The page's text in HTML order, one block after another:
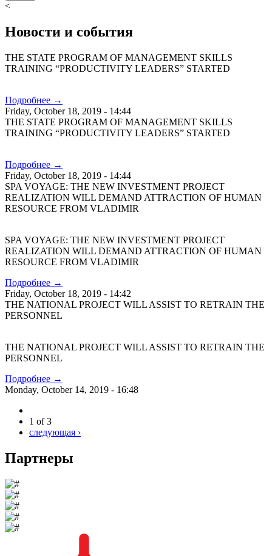
<
Новости и события
THE STATE PROGRAM OF MANAGEMENT SKILLS
TRAINING “PRODUCTIVITY LEADERS” STARTED
Подробнее →
Friday, October 18, 2019 - 14:44
THE STATE PROGRAM OF MANAGEMENT SKILLS
TRAINING “PRODUCTIVITY LEADERS” STARTED
Подробнее →
Friday, October 18, 2019 - 14:44
SPA VOYAGE: THE NEW INVESTMENT PROJECT
REALIZATION WILL DEMAND ATTRACTION OF HUMAN
RESOURCE FROM VLADIMIR
SPA VOYAGE: THE NEW INVESTMENT PROJECT
REALIZATION WILL DEMAND ATTRACTION OF HUMAN
RESOURCE FROM VLADIMIR
Подробнее →
Friday, October 18, 2019 - 14:42
THE NATIONAL PROJECT WILL ASSIST TO RETRAIN THE
PERSONNEL
THE NATIONAL PROJECT WILL ASSIST TO RETRAIN THE
PERSONNEL
Подробнее →
Monday, October 14, 2019 - 16:48
1 of 3
следующая ›
Партнеры